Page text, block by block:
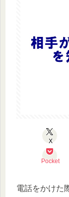
X
Pocket
電話をかけた